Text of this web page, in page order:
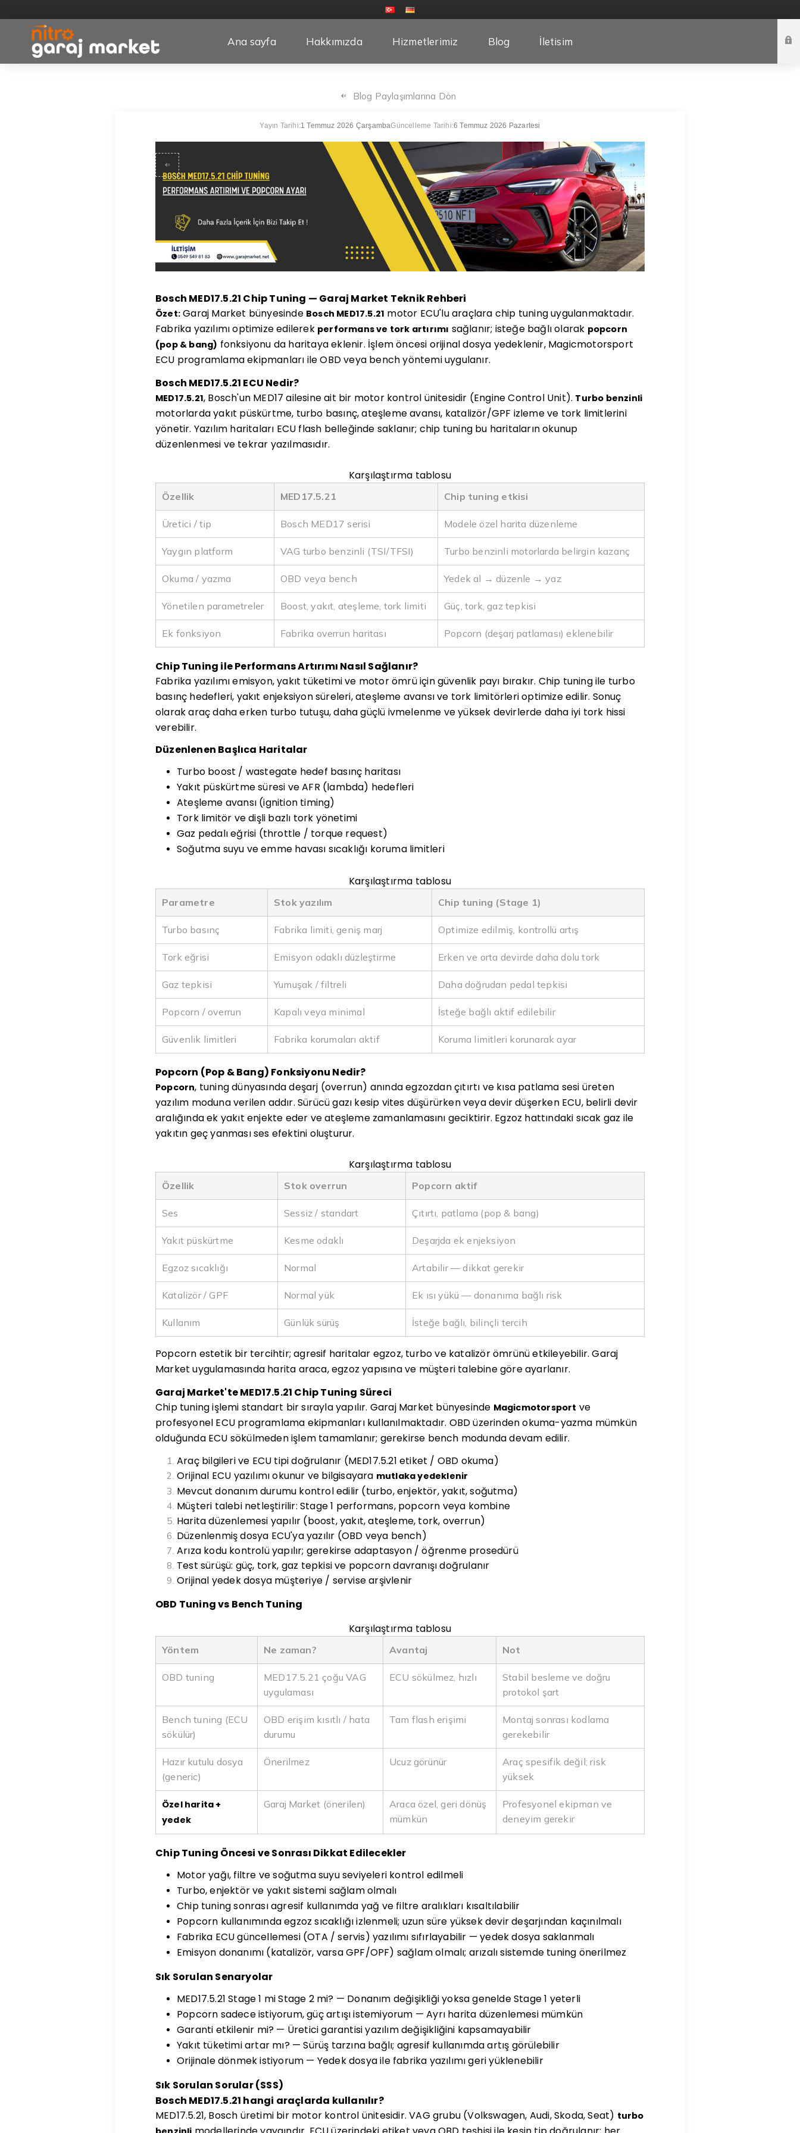
Ana sayfa Hakkımızda Hizmetlerimiz Blog İletisim
Blog Paylaşımlarına Dön
Yayın Tarihi:1 Temmuz 2026 ÇarşambaGüncelleme Tarihi:6 Temmuz 2026 Pazartesi
Bosch MED17.5.21 Chip Tuning — Garaj Market Teknik Rehberi
Özet: Garaj Market bünyesinde Bosch MED17.5.21 motor ECU'lu araçlara chip tuning uygulanmaktadır.
Fabrika yazılımı optimize edilerek performans ve tork artırımı sağlanır; isteğe bağlı olarak popcorn
(pop & bang) fonksiyonu da haritaya eklenir. İşlem öncesi orijinal dosya yedeklenir, Magicmotorsport
ECU programlama ekipmanları ile OBD veya bench yöntemi uygulanır.
Bosch MED17.5.21 ECU Nedir?
MED17.5.21, Bosch'un MED17 ailesine ait bir motor kontrol ünitesidir (Engine Control Unit). Turbo benzinli
motorlarda yakıt püskürtme, turbo basınç, ateşleme avansı, katalizör/GPF izleme ve tork limitlerini
yönetir. Yazılım haritaları ECU flash belleğinde saklanır; chip tuning bu haritaların okunup
düzenlenmesi ve tekrar yazılmasıdır.
Karşılaştırma tablosu
Özellik MED17.5.21 Chip tuning etkisi
Üretici / tip Bosch MED17 serisi Modele özel harita düzenleme
Yaygın platform VAG turbo benzinli (TSI/TFSI) Turbo benzinli motorlarda belirgin kazanç
Okuma / yazma OBD veya bench Yedek al → düzenle → yaz
Yönetilen parametreler Boost, yakıt, ateşleme, tork limiti Güç, tork, gaz tepkisi
Ek fonksiyon Fabrika overrun haritası Popcorn (deşarj patlaması) eklenebilir
Chip Tuning ile Performans Artırımı Nasıl Sağlanır?
Fabrika yazılımı emisyon, yakıt tüketimi ve motor ömrü için güvenlik payı bırakır. Chip tuning ile turbo
basınç hedefleri, yakıt enjeksiyon süreleri, ateşleme avansı ve tork limitörleri optimize edilir. Sonuç
olarak araç daha erken turbo tutuşu, daha güçlü ivmelenme ve yüksek devirlerde daha iyi tork hissi
verebilir.
Düzenlenen Başlıca Haritalar
Turbo boost / wastegate hedef basınç haritası
Yakıt püskürtme süresi ve AFR (lambda) hedefleri
Ateşleme avansı (ignition timing)
Tork limitör ve dişli bazlı tork yönetimi
Gaz pedalı eğrisi (throttle / torque request)
Soğutma suyu ve emme havası sıcaklığı koruma limitleri
Karşılaştırma tablosu
Parametre Stok yazılım Chip tuning (Stage 1)
Turbo basınç Fabrika limiti, geniş marj Optimize edilmiş, kontrollü artış
Tork eğrisi Emisyon odaklı düzleştirme Erken ve orta devirde daha dolu tork
Gaz tepkisi Yumuşak / filtreli Daha doğrudan pedal tepkisi
Popcorn / overrun Kapalı veya minimal İsteğe bağlı aktif edilebilir
Güvenlik limitleri Fabrika korumaları aktif Koruma limitleri korunarak ayar
Popcorn (Pop & Bang) Fonksiyonu Nedir?
Popcorn, tuning dünyasında deşarj (overrun) anında egzozdan çıtırtı ve kısa patlama sesi üreten
yazılım moduna verilen addır. Sürücü gazı kesip vites düşürürken veya devir düşerken ECU, belirli devir
aralığında ek yakıt enjekte eder ve ateşleme zamanlamasını geciktirir. Egzoz hattındaki sıcak gaz ile
yakıtın geç yanması ses efektini oluşturur.
Karşılaştırma tablosu
Özellik Stok overrun Popcorn aktif
Ses Sessiz / standart Çıtırtı, patlama (pop & bang)
Yakıt püskürtme Kesme odaklı Deşarjda ek enjeksiyon
Egzoz sıcaklığı Normal Artabilir — dikkat gerekir
Katalizör / GPF Normal yük Ek ısı yükü — donanıma bağlı risk
Kullanım Günlük sürüş İsteğe bağlı, bilinçli tercih
Popcorn estetik bir tercihtir; agresif haritalar egzoz, turbo ve katalizör ömrünü etkileyebilir. Garaj
Market uygulamasında harita araca, egzoz yapısına ve müşteri talebine göre ayarlanır.
Garaj Market'te MED17.5.21 Chip Tuning Süreci
Chip tuning işlemi standart bir sırayla yapılır. Garaj Market bünyesinde Magicmotorsport ve
profesyonel ECU programlama ekipmanları kullanılmaktadır. OBD üzerinden okuma-yazma mümkün
olduğunda ECU sökülmeden işlem tamamlanır; gerekirse bench modunda devam edilir.
Araç bilgileri ve ECU tipi doğrulanır (MED17.5.21 etiket / OBD okuma)
Orijinal ECU yazılımı okunur ve bilgisayara mutlaka yedeklenir
Mevcut donanım durumu kontrol edilir (turbo, enjektör, yakıt, soğutma)
Müşteri talebi netleştirilir: Stage 1 performans, popcorn veya kombine
Harita düzenlemesi yapılır (boost, yakıt, ateşleme, tork, overrun)
Düzenlenmiş dosya ECU'ya yazılır (OBD veya bench)
Arıza kodu kontrolü yapılır; gerekirse adaptasyon / öğrenme prosedürü
Test sürüşü: güç, tork, gaz tepkisi ve popcorn davranışı doğrulanır
Orijinal yedek dosya müşteriye / servise arşivlenir
OBD Tuning vs Bench Tuning
Karşılaştırma tablosu
Yöntem Ne zaman? Avantaj Not
OBD tuning
MED17.5.21 çoğu VAG
uygulaması
ECU sökülmez, hızlı
Stabil besleme ve doğru
protokol şart
Bench tuning (ECU
sökülür)
OBD erişim kısıtlı / hata
durumu
Tam flash erişimi
Montaj sonrası kodlama
gerekebilir
Hazır kutulu dosya
(generic)
Önerilmez Ucuz görünür
Araç spesifik değil; risk
yüksek
Özel harita +
yedek
Garaj Market (önerilen)
Araca özel, geri dönüş
mümkün
Profesyonel ekipman ve
deneyim gerekir
Chip Tuning Öncesi ve Sonrası Dikkat Edilecekler
Motor yağı, filtre ve soğutma suyu seviyeleri kontrol edilmeli
Turbo, enjektör ve yakıt sistemi sağlam olmalı
Chip tuning sonrası agresif kullanımda yağ ve filtre aralıkları kısaltılabilir
Popcorn kullanımında egzoz sıcaklığı izlenmeli; uzun süre yüksek devir deşarjından kaçınılmalı
Fabrika ECU güncellemesi (OTA / servis) yazılımı sıfırlayabilir — yedek dosya saklanmalı
Emisyon donanımı (katalizör, varsa GPF/OPF) sağlam olmalı; arızalı sistemde tuning önerilmez
Sık Sorulan Senaryolar
MED17.5.21 Stage 1 mi Stage 2 mi? — Donanım değişikliği yoksa genelde Stage 1 yeterli
Popcorn sadece istiyorum, güç artışı istemiyorum — Ayrı harita düzenlemesi mümkün
Garanti etkilenir mi? — Üretici garantisi yazılım değişikliğini kapsamayabilir
Yakıt tüketimi artar mı? — Sürüş tarzına bağlı; agresif kullanımda artış görülebilir
Orijinale dönmek istiyorum — Yedek dosya ile fabrika yazılımı geri yüklenebilir
Sık Sorulan Sorular (SSS)
Bosch MED17.5.21 hangi araçlarda kullanılır?
MED17.5.21, Bosch üretimi bir motor kontrol ünitesidir. VAG grubu (Volkswagen, Audi, Skoda, Seat) turbo